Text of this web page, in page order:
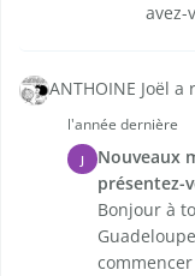
avez-
ANTHOINE Joël
l'année dernière
J
Nouveaux
présentez-
Bonjour à